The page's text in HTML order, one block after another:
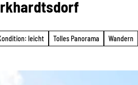
leicht Tolles Panorama Wandern